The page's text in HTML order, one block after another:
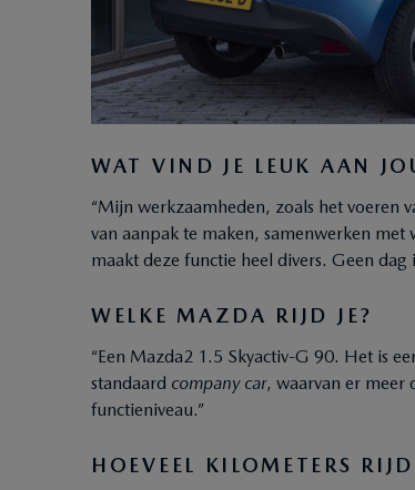
WAT VIND JE LEUK AAN
“Mijn werkzaamheden, zoals het voeren
van aanpak te maken, samenwerken
maakt deze functie heel divers. Geen dag
WELKE MAZDA RIJD JE?
“Een Mazda2 1.5 Skyactiv-G 90. Het is
standaard company car, waarvan er meer
functieniveau.”
HOEVEEL KILOMETERS RIJD